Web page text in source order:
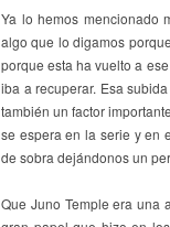
Ya lo hemos mencionado
algo que lo digamos
porque esta ha vuelto a
iba a recuperar. Esa
también un factor
se espera en la serie y en
de sobra dejándonos un
Que Juno Temple era una